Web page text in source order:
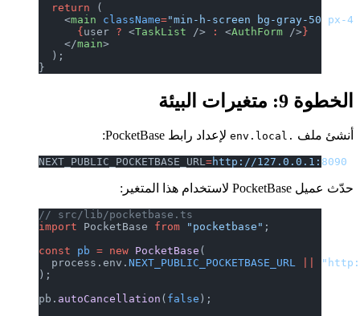
  return
(
    <
main className="min-h-screen bg-gray-50 px-
      {
user <TaskList /> <AuthForm />
    </
main
  );
الخطوة 9: متغيرات البيئة
أنشئ ملف.env.local لإعداد رابط PocketBase:
NEXT_PUBLIC_POCKETBASE_URL=http://127.0.0.1:8090
حدّث عميل PocketBase لاستخدام هذا المتغير:
// src/lib/pocketbase.ts
import PocketBase from "pocketbase"
const pb = new PocketBase
  process.env.
NEXT_PUBLIC_POCKETBASE_URL
);
pb.autoCancellation (false );